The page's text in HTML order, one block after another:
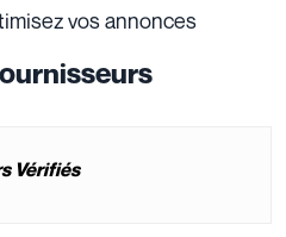
vos annonces
Vérifiés